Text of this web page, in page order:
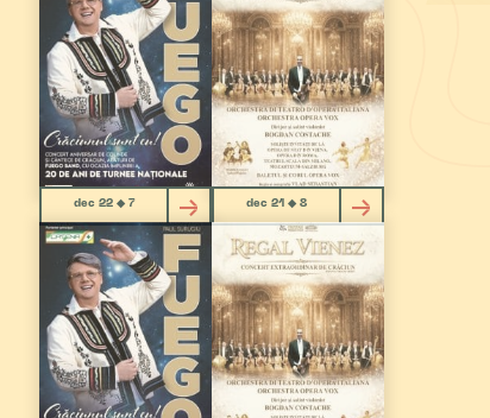
dec 22 ◆ 7 dec 21 ◆ 8